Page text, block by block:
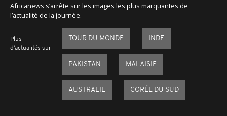
Africanews s’arrête sur les images les plus marquantes de
l’actualité de la journée.
Plus
d'actualités sur
TOUR DU MONDE INDE
PAKISTAN MALAISIE
AUSTRALIE CORÉE DU SUD